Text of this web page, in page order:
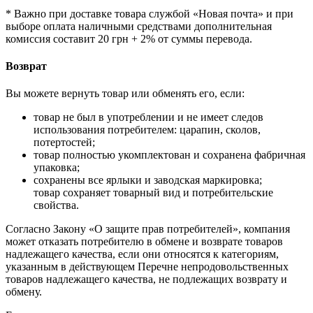
* Важно при доставке товара службой «Новая почта» и при
выборе оплата наличными средствами дополнительная
комиссия составит 20 грн + 2% от суммы перевода.
Возврат
Вы можете вернуть товар или обменять его, если:
товар не был в употреблении и не имеет следов
использования потребителем: царапин, сколов,
потертостей;
товар полностью укомплектован и сохранена фабричная
упаковка;
сохранены все ярлыки и заводская маркировка;
товар сохраняет товарный вид и потребительские
свойства.
Согласно Закону «О защите прав потребителей», компания
может отказать потребителю в обмене и возврате товаров
надлежащего качества, если они относятся к категориям,
указанным в действующем Перечне непродовольственных
товаров надлежащего качества, не подлежащих возврату и
обмену.